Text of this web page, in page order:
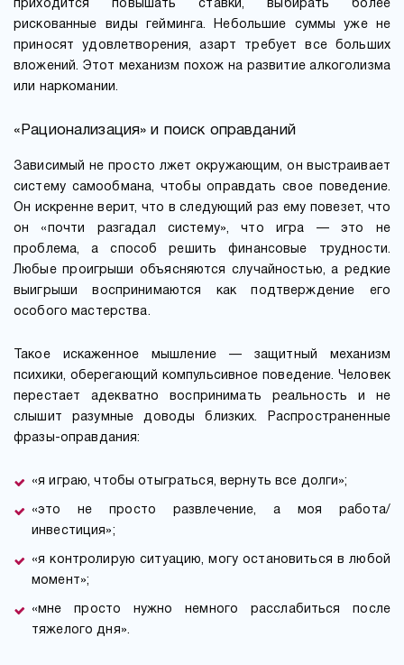
приходится повышать ставки, выбирать более
рискованные виды гейминга. Небольшие суммы уже не
приносят удовлетворения, азарт требует все больших
вложений. Этот механизм похож на развитие алкоголизма
или наркомании.
«Рационализация» и поиск оправданий
Зависимый не просто лжет окружающим, он выстраивает
систему самообмана, чтобы оправдать свое поведение.
Он искренне верит, что в следующий раз ему повезет, что
он «почти разгадал систему», что игра — это не
проблема, а способ решить финансовые трудности.
Любые проигрыши объясняются случайностью, а редкие
выигрыши воспринимаются как подтверждение его
особого мастерства.
Такое искаженное мышление — защитный механизм
психики, оберегающий компульсивное поведение. Человек
перестает адекватно воспринимать реальность и не
слышит разумные доводы близких. Распространенные
фразы-оправдания:
«я играю, чтобы отыграться, вернуть все долги»;
«это не просто развлечение, а моя работа/
инвестиция»;
«я контролирую ситуацию, могу остановиться в любой
момент»;
«мне просто нужно немного расслабиться после
тяжелого дня».